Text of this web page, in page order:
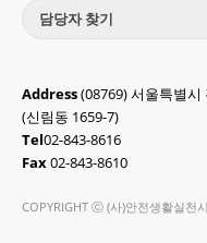
담당자 찾기
Address(08769) 서울특별시
(신림동 1659-7)
Tel02-843-8616
Fax02-843-8610
COPYRIGHT ⓒ (사)안전생활실천